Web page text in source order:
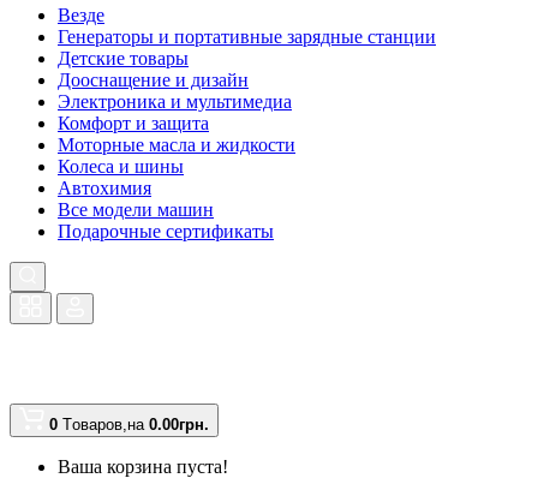
Везде
Генераторы и портативные зарядные станции
Детские товары
Дооснащение и дизайн
Электроника и мультимедиа
Комфорт и защита
Моторные масла и жидкости
Колеса и шины
Автохимия
Все модели машин
Подарочные сертификаты
0 Tоваров,на 0.00грн.
Ваша корзина пуста!